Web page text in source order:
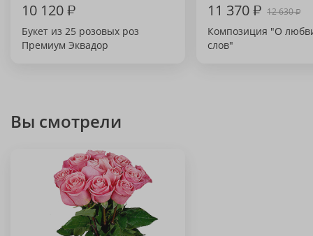
10 120₽
Букет из 25 розовых роз
Премиум Эквадор
11 370₽ 12 630₽
Композиция "О
слов"
Вы смотрели